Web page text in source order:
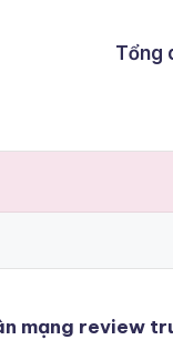
Tổng
mạng review